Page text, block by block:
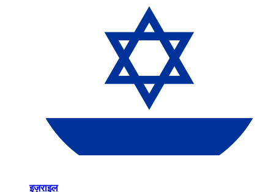
इज़राइल​​